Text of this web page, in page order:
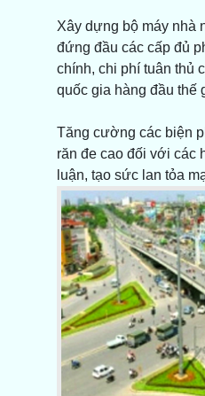
Xây dựng bộ máy nhà
đứng đầu các cấp đủ
chính, chi phí tuân thủ
quốc gia hàng đầu thế
Tăng cường các biện
răn đe cao đối với các
luận, tạo sức lan tỏa